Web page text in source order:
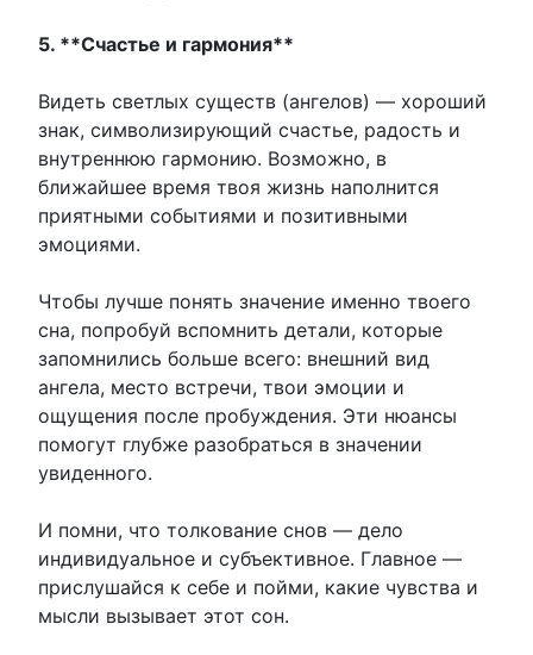
5. **Счастье и гармония**
Видеть светлых существ (ангелов) — хороший
знак, символизирующий счастье, радость и
внутреннюю гармонию. Возможно, в
ближайшее время твоя жизнь наполнится
приятными событиями и позитивными
эмоциями.
Чтобы лучше понять значение именно твоего
сна, попробуй вспомнить детали, которые
запомнились больше всего: внешний вид
ангела, место встречи, твои эмоции и
ощущения после пробуждения. Эти нюансы
помогут глубже разобраться в значении
увиденного.
И помни, что толкование снов — дело
индивидуальное и субъективное. Главное —
прислушайся к себе и пойми, какие чувства и
мысли вызывает этот сон.